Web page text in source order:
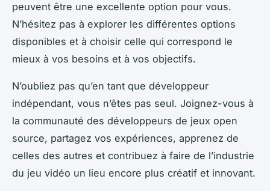
peuvent être une excellente option pour vous.
N’hésitez pas à explorer les différentes options
disponibles et à choisir celle qui correspond le
mieux à vos besoins et à vos objectifs.
N’oubliez pas qu’en tant que développeur
indépendant, vous n’êtes pas seul. Joignez-vous à
la communauté des développeurs de jeux open
source, partagez vos expériences, apprenez de
celles des autres et contribuez à faire de l’industrie
du jeu vidéo un lieu encore plus créatif et innovant.